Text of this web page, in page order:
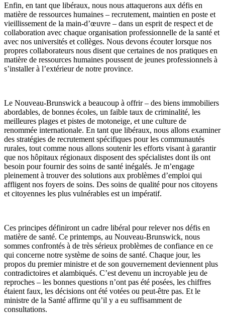
Enfin, en tant que libéraux, nous nous attaquerons aux défis en
matière de ressources humaines – recrutement, maintien en poste et
vieillissement de la main-d’œuvre – dans un esprit de respect et de
collaboration avec chaque organisation professionnelle de la santé et
avec nos universités et collèges. Nous devons écouter lorsque nos
propres collaborateurs nous disent que certaines de nos pratiques en
matière de ressources humaines poussent de jeunes professionnels à
s’installer à l’extérieur de notre province.
Le Nouveau-Brunswick a beaucoup à offrir – des biens immobiliers
abordables, de bonnes écoles, un faible taux de criminalité, les
meilleures plages et pistes de motoneige, et une culture de
renommée internationale. En tant que libéraux, nous allons examiner
des stratégies de recrutement spécifiques pour les communautés
rurales, tout comme nous allons soutenir les efforts visant à garantir
que nos hôpitaux régionaux disposent des spécialistes dont ils ont
besoin pour fournir des soins de santé inégalés. Je m’engage
pleinement à trouver des solutions aux problèmes d’emploi qui
affligent nos foyers de soins. Des soins de qualité pour nos citoyens
et citoyennes les plus vulnérables est un impératif.
Ces principes définiront un cadre libéral pour relever nos défis en
matière de santé. Ce printemps, au Nouveau-Brunswick, nous
sommes confrontés à de très sérieux problèmes de confiance en ce
qui concerne notre système de soins de santé. Chaque jour, les
propos du premier ministre et de son gouvernement deviennent plus
contradictoires et alambiqués. C’est devenu un incroyable jeu de
reproches – les bonnes questions n’ont pas été posées, les chiffres
étaient faux, les décisions ont été votées ou peut-être pas. Et le
ministre de la Santé affirme qu’il y a eu suffisamment de
consultations.